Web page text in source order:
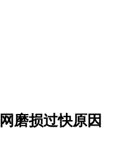
磨损过快原因